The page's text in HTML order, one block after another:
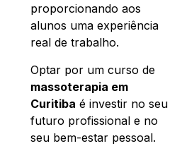
proporcionando aos
alunos uma experiência
real de trabalho.
Optar por um curso de
massoterapia em
Curitiba é investir no seu
futuro profissional e no
seu bem-estar pessoal.